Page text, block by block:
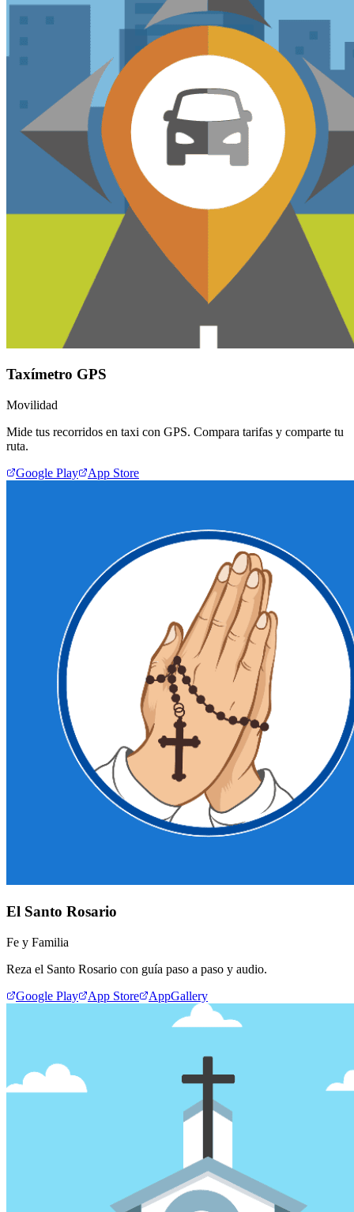
Taxímetro GPS
Movilidad
Mide tus recorridos en taxi con GPS. Compara tarifas y comparte tu
ruta.
Google Play
App Store
El Santo Rosario
Fe y Familia
Reza el Santo Rosario con guía paso a paso y audio.
Google Play
App Store AppGallery